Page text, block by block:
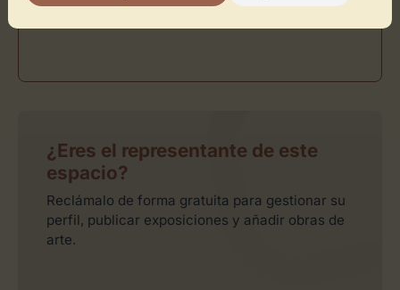
¿Eres el representante de este
espacio?
Reclámalo de forma gratuita para gestionar su
perfil, publicar exposiciones y añadir obras de
arte.